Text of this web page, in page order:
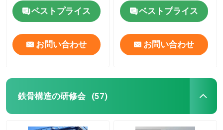
ベストプライス
お問い合わせ
ベストプライス
お問い合わせ
鉄骨構造の研修会 (57)